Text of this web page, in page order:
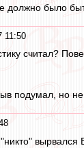
должно было
11:50
считал?
подумал, но
вырвался